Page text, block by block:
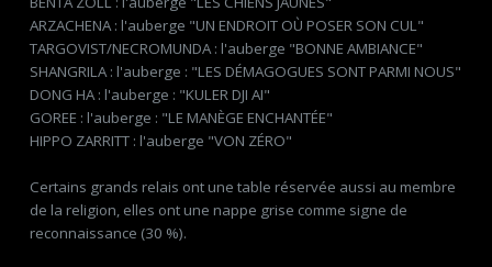
ARZACHENA : l'auberge "UN ENDROIT OÙ POSER SON CUL"
TARGOVIST/NECROMUNDA : l'auberge "BONNE AMBIANCE"
SHANGRILA : l'auberge : "LES DÉMAGOGUES SONT PARMI NOUS"
DONG HA : l'auberge : "KULER DJI AI"
GOREE : l'auberge : "LE MANÈGE ENCHANTÉE"
HIPPO ZARRITT : l'auberge "VON ZÉRO"
Certains grands relais ont une table réservée aussi au membre
de la religion, elles ont une nappe grise comme signe de
reconnaissance (30 %).